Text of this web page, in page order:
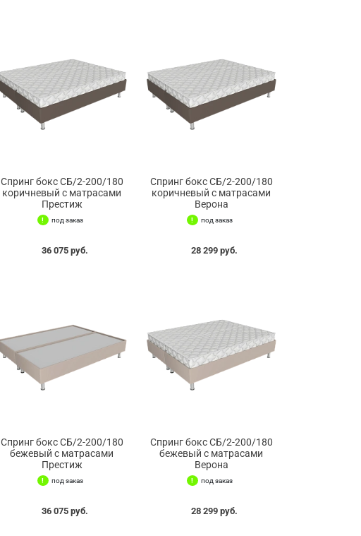
Спринг бокс СБ/2-200/180
коричневый с матрасами
Престиж
под заказ
36 075 руб.
Спринг бокс СБ/2-200/180
коричневый с матрасами
Верона
под заказ
28 299 руб.
Спринг бокс СБ/2-200/180
бежевый с матрасами
Престиж
под заказ
36 075 руб.
Спринг бокс СБ/2-200/180
бежевый с матрасами
Верона
под заказ
28 299 руб.